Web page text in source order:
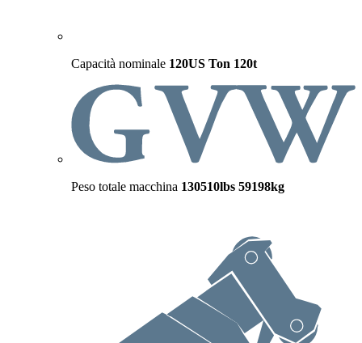
Capacità nominale 120US Ton 120t
Peso totale macchina 130510lbs 59198kg